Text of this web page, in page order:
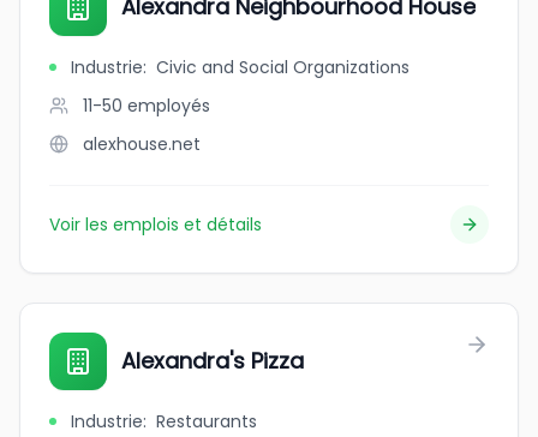
Alexandra Neighbourhood House
Industrie: Civic and Social Organizations
11-50 employés
alexhouse.net
Voir les emplois et détails
Alexandra's Pizza
Industrie: Restaurants